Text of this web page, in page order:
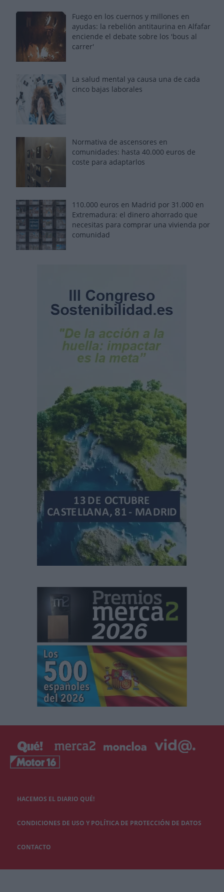
Fuego en los cuernos y millones en
ayudas: la rebelión antitaurina en Alfafar
enciende el debate sobre los 'bous al
carrer'
La salud mental ya causa una de cada
cinco bajas laborales
Normativa de ascensores en
comunidades: hasta 40.000 euros de
coste para adaptarlos
110.000 euros en Madrid por 31.000 en
Extremadura: el dinero ahorrado que
necesitas para comprar una vivienda por
comunidad
HACEMOS EL DIARIO QUÉ!
CONDICIONES DE USO Y POLÍTICA DE PROTECCIÓN DE DATOS
CONTACTO